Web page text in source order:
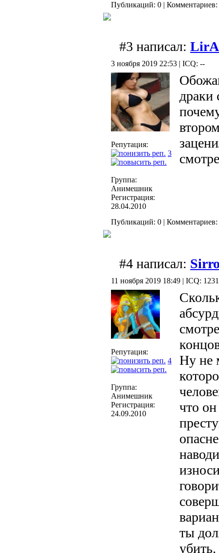
Публикаций: 0 | Комментариев:
#3 написал:
3 ноября 2019 22:53 | ICQ: --
Репутация:
3
Группа:
Анимешник
Регистрация:
28.04.2010
драки
Публикаций: 0 | Комментариев:
#4 написал:
11 ноября 2019 18:49 | ICQ:
Репутация:
4
Группа:
Анимешник
Регистрация:
24.09.2010
Ну не
что
ты